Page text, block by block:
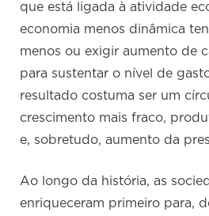
que está ligada à atividade
economia menos dinâmica
menos ou exigir aumento de
para sustentar o nível de
resultado costuma ser um
crescimento mais fraco,
e, sobretudo, aumento da
Ao longo da história, as
enriqueceram primeiro para,